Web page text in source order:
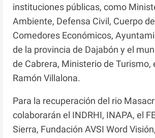
instituciones públicas, como
Ambiente, Defensa Civil, Cuerpo
Comedores Económicos,
de la provincia de Dajabón y el
de Cabrera, Ministerio de Turismo,
Ramón Villalona.
Para la recuperación del rio
colaborarán el INDRHI, INAPA, el
Sierra, Fundación AVSI Word